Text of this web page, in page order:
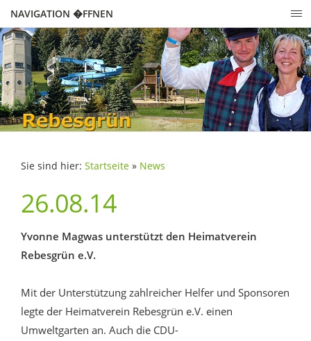
NAVIGATION �FFNEN
Sie sind hier: Startseite » News
26.08.14
Yvonne Magwas unterstützt den Heimatverein
Rebesgrün e.V.
Mit der Unterstützung zahlreicher Helfer und Sponsoren
legte der Heimatverein Rebesgrün e.V. einen
Umweltgarten an. Auch die CDU-